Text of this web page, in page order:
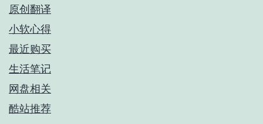
原创翻译
小软心得
最近购买
生活笔记
网盘相关
酷站推荐